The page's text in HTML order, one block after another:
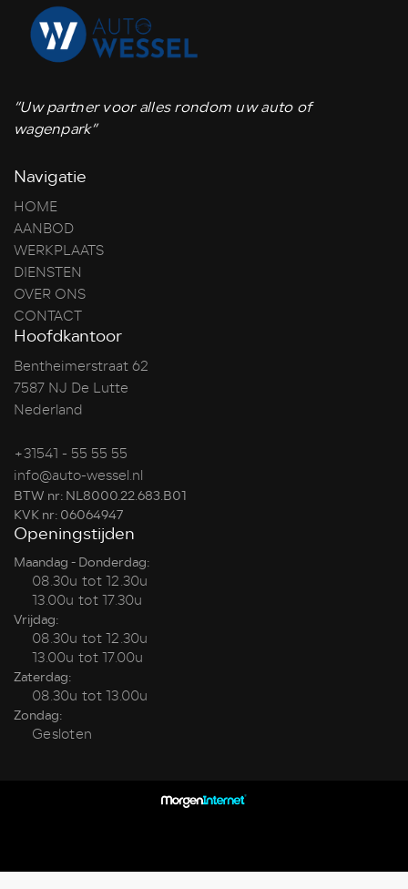
“Uw partner voor alles rondom uw auto of
wagenpark”
Navigatie
HOME
AANBOD
WERKPLAATS
DIENSTEN
OVER ONS
CONTACT
Hoofdkantoor
Bentheimerstraat 62
7587 NJ De Lutte
Nederland
+31541 - 55 55 55
info@auto-wessel.nl
BTW nr: NL8000.22.683.B01
KVK nr: 06064947
Openingstijden
Maandag - Donderdag:
08.30u tot 12.30u
13.00u tot 17.30u
Vrijdag:
08.30u tot 12.30u
13.00u tot 17.00u
Zaterdag:
08.30u tot 13.00u
Zondag:
Gesloten